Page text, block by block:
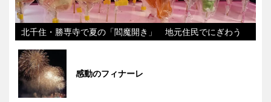
北千住・勝専寺で夏の「閻魔開き」 地元住民でにぎわう
感動のフィナーレ